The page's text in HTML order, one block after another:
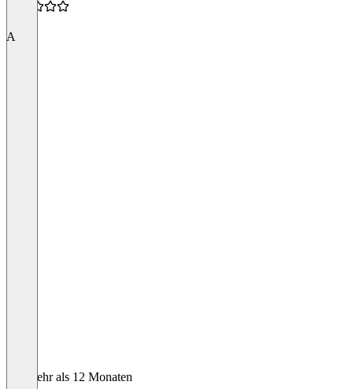
A
Vor mehr als 12 Monaten